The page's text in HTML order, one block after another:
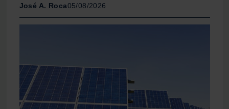
José A. Roca05/08/2026